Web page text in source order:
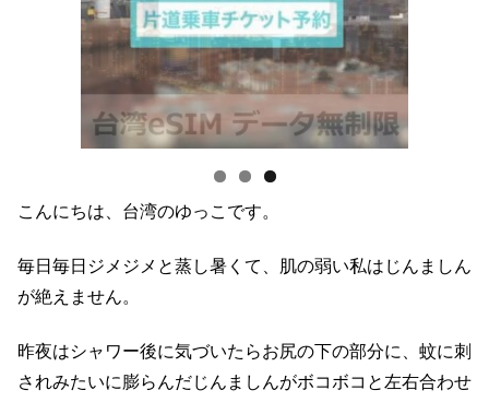
こんにちは、台湾のゆっこです。
毎日毎日ジメジメと蒸し暑くて、肌の弱い私はじんましん
が絶えません。
昨夜はシャワー後に気づいたらお尻の下の部分に、蚊に刺
されみたいに膨らんだじんましんがボコボコと左右合わせ